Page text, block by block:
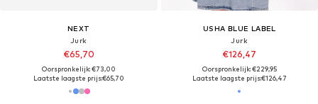
NEXT
Jurk
€65,70
Oorspronkelijk: €73,00
Laatste laagste prijs:€65,70
USHA BLUE LABEL
Jurk
€126,47
Oorspronkelijk: €229,95
Laatste laagste prijs:€126,47